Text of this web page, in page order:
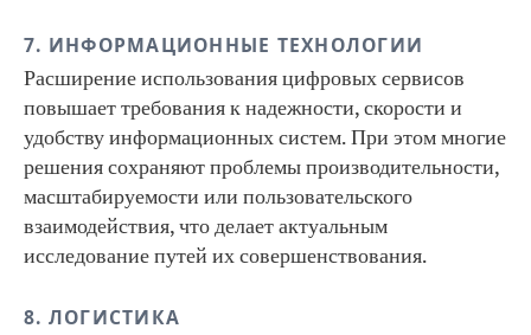
7. ИНФОРМАЦИОННЫЕ ТЕХНОЛОГИИ
Расширение использования цифровых сервисов
повышает требования к надежности, скорости и
удобству информационных систем. При этом многие
решения сохраняют проблемы производительности,
масштабируемости или пользовательского
взаимодействия, что делает актуальным
исследование путей их совершенствования.
8. ЛОГИСТИКА